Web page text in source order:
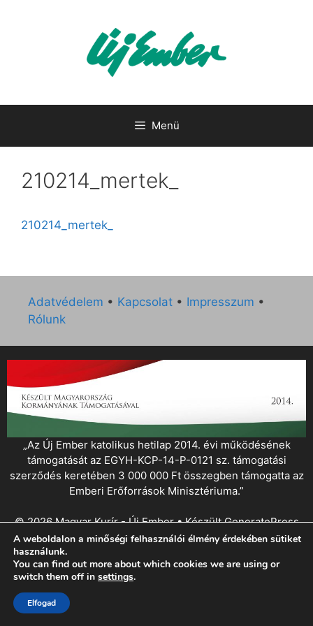
Menü
210214_mertek_
210214_mertek_
Adatvédelem • Kapcsolat • Impresszum •
Rólunk
„Az Új Ember katolikus hetilap 2014. évi működésének
támogatását az EGYH-KCP-14-P-0121 sz. támogatási
szerződés keretében 3 000 000 Ft összegben támogatta az
Emberi Erőforrások Minisztériuma.”
© 2026 Magyar Kurír - Új Ember• KészültGeneratePress
A weboldalon a minőségi felhasználói élmény érdekében sütiket
használunk.
You can find out more about which cookies we are using or
switch them off in settings.
Elfogad